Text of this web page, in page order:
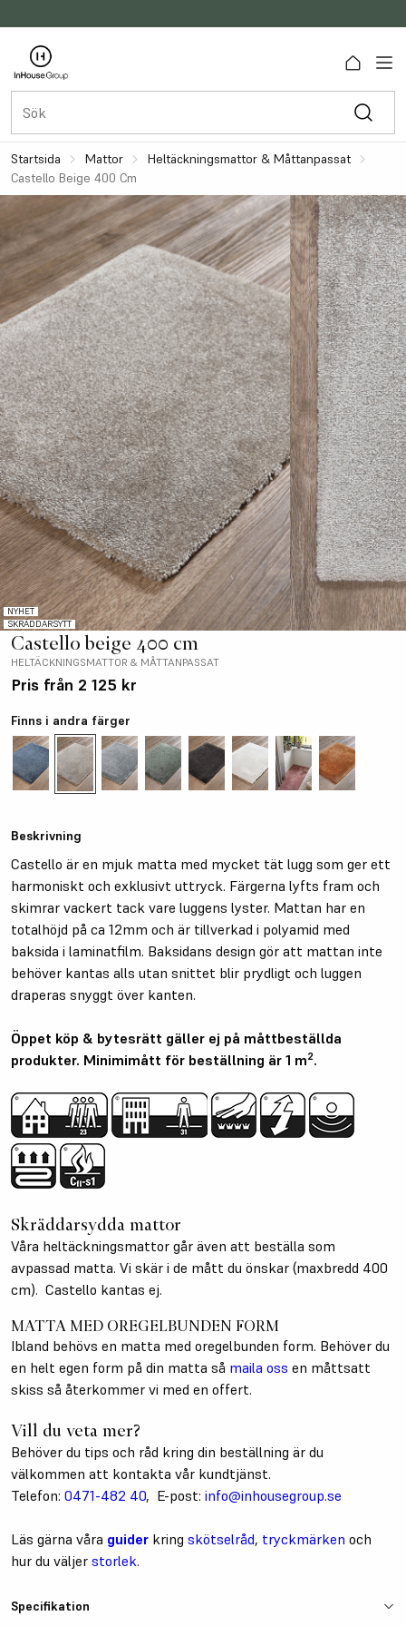
Startsida Mattor
Heltäckningsmattor & Måttanpassat
Castello Beige 400 Cm
NYHET
SKRÄDDARSYTT
Castello beige 400 cm
HELTÄCKNINGSMATTOR & MÅTTANPASSAT
Pris från 2 125 kr
Finns i andra färger
Beskrivning
Castello är en mjuk matta med mycket tät lugg som ger ett
harmoniskt och exklusivt uttryck. Färgerna lyfts fram och
skimrar vackert tack vare luggens lyster. Mattan har en
totalhöjd på ca 12mm och är tillverkad i polyamid med
baksida i laminatfilm. Baksidans design gör att mattan inte
behöver kantas alls utan snittet blir prydligt och luggen
draperas snyggt över kanten.
Öppet köp & bytesrätt gäller ej på måttbeställda
produkter. Minimimått för beställning är 1 m2.
Skräddarsydda mattor
Våra heltäckningsmattor går även att beställa som
avpassad matta. Vi skär i de mått du önskar (maxbredd 400
cm). Castello kantas ej.
MATTA MED OREGELBUNDEN FORM
Ibland behövs en matta med oregelbunden form. Behöver du
en helt egen form på din matta så maila oss en måttsatt
skiss så återkommer vi med en offert.
Vill du veta mer?
Behöver du tips och råd kring din beställning är du
välkommen att kontakta vår kundtjänst.
Telefon: 0471-482 40, E-post: info@inhousegroup.se
Läs gärna våra guider kring skötselråd, tryckmärken och
hur du väljer storlek.
Specifikation